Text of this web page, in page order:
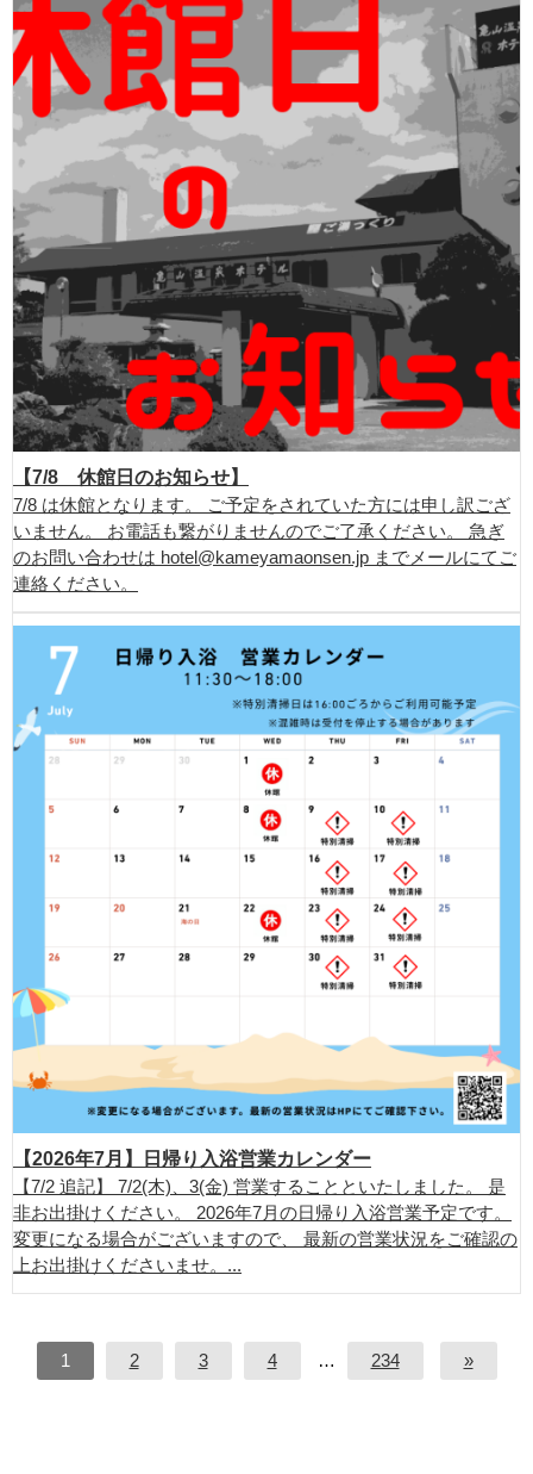
【7/8 休館日のお知らせ】
7/8 は休館となります。 ご予定をされていた方には申し訳ござ
いません。 お電話も繋がりませんのでご了承ください。 急ぎ
のお問い合わせは hotel@kameyamaonsen.jp までメールにてご
連絡ください。
【2026年7月】日帰り入浴営業カレンダー
【7/2 追記】 7/2(木)、3(金) 営業することといたしました。 是
非お出掛けください。 2026年7月の日帰り入浴営業予定です。
変更になる場合がございますので、 最新の営業状況をご確認の
上お出掛けくださいませ。...
1 2 3 4 … 234 »